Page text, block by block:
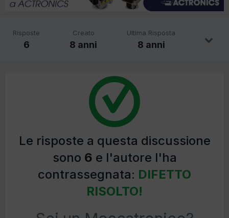
Risposte
6
Creato
8 anni
Ultima Risposta
8 anni
Le risposte a questa discussione
sono 6 e l'autore l'ha
contrassegnata: DIFETTO
RISOLTO!